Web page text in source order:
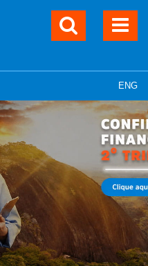
ENG